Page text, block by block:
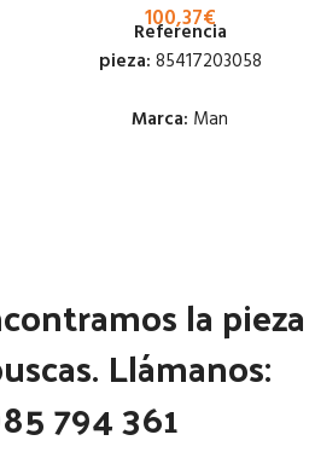
100,37€
Referencia
pieza: 85417203058
Marca: Man
(2001-2005) 360 RG (8X4)
52584
la pieza
Llámanos:
794 361